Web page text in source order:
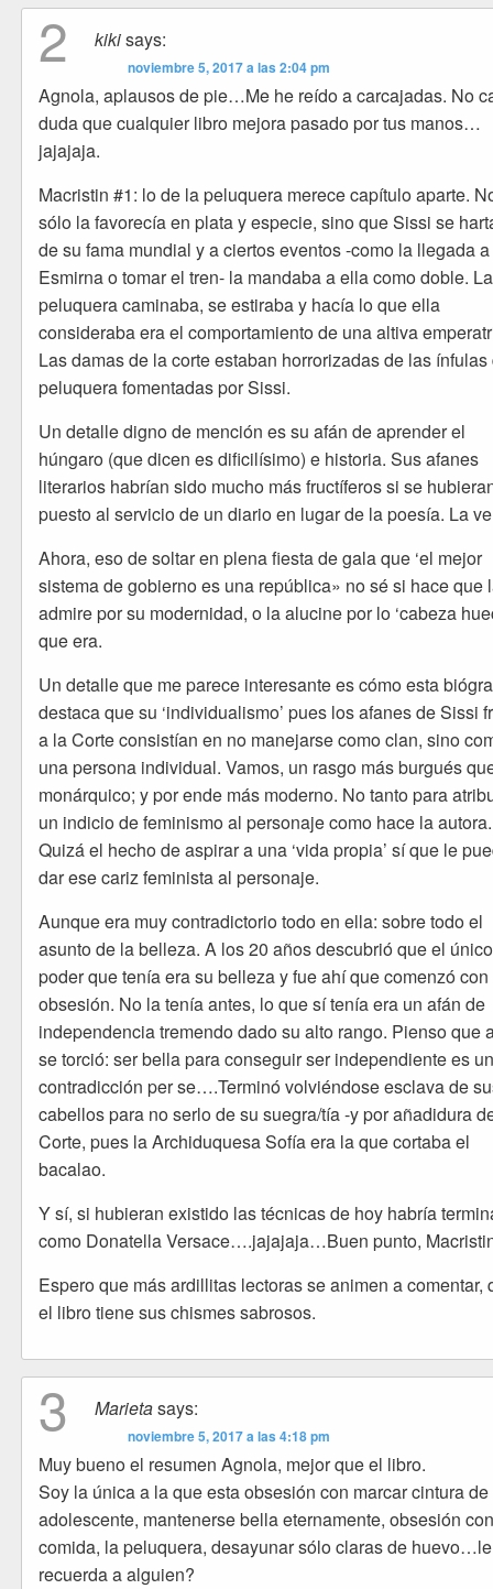
2 kikisays:
noviembre 5, 2017 a las 2:04 pm
Agnola, aplausos de pie…Me he reído a carcajadas. No
duda que cualquier libro mejora pasado por tus manos…
jajajaja.
Macristin #1: lo de la peluquera merece capítulo aparte.
sólo la favorecía en plata y especie, sino que Sissi se
de su fama mundial y a ciertos eventos -como la llegada a
Esmirna o tomar el tren- la mandaba a ella como doble. La
peluquera caminaba, se estiraba y hacía lo que ella
consideraba era el comportamiento de una altiva
Las damas de la corte estaban horrorizadas de las ínfulas
peluquera fomentadas por Sissi.
Un detalle digno de mención es su afán de aprender el
húngaro (que dicen es dificilísimo) e historia. Sus afanes
literarios habrían sido mucho más fructíferos si se
puesto al servicio de un diario en lugar de la poesía. La
Ahora, eso de soltar en plena fiesta de gala que ‘el mejor
sistema de gobierno es una república» no sé si hace que
admire por su modernidad, o la alucine por lo ‘cabeza
que era.
Un detalle que me parece interesante es cómo esta
destaca que su ‘individualismo’ pues los afanes de Sissi
a la Corte consistían en no manejarse como clan, sino
una persona individual. Vamos, un rasgo más burgués
monárquico; y por ende más moderno. No tanto para
un indicio de feminismo al personaje como hace la autora.
Quizá el hecho de aspirar a una ‘vida propia’ sí que le
dar ese cariz feminista al personaje.
Aunque era muy contradictorio todo en ella: sobre todo el
asunto de la belleza. A los 20 años descubrió que el único
poder que tenía era su belleza y fue ahí que comenzó
obsesión. No la tenía antes, lo que sí tenía era un afán de
independencia tremendo dado su alto rango. Pienso que
se torció: ser bella para conseguir ser independiente es
contradicción per se….Terminó volviéndose esclava de
cabellos para no serlo de su suegra/tía -y por añadidura
Corte, pues la Archiduquesa Sofía era la que cortaba el
bacalao.
Y sí, si hubieran existido las técnicas de hoy habría
como Donatella Versace….jajajaja…Buen punto,
Espero que más ardillitas lectoras se animen a comentar,
el libro tiene sus chismes sabrosos.
3 Marietasays:
noviembre 5, 2017 a las 4:18 pm
Muy bueno el resumen Agnola, mejor que el libro.
Soy la única a la que esta obsesión con marcar cintura de
adolescente, mantenerse bella eternamente, obsesión
comida, la peluquera, desayunar sólo claras de huevo…le
recuerda a alguien?